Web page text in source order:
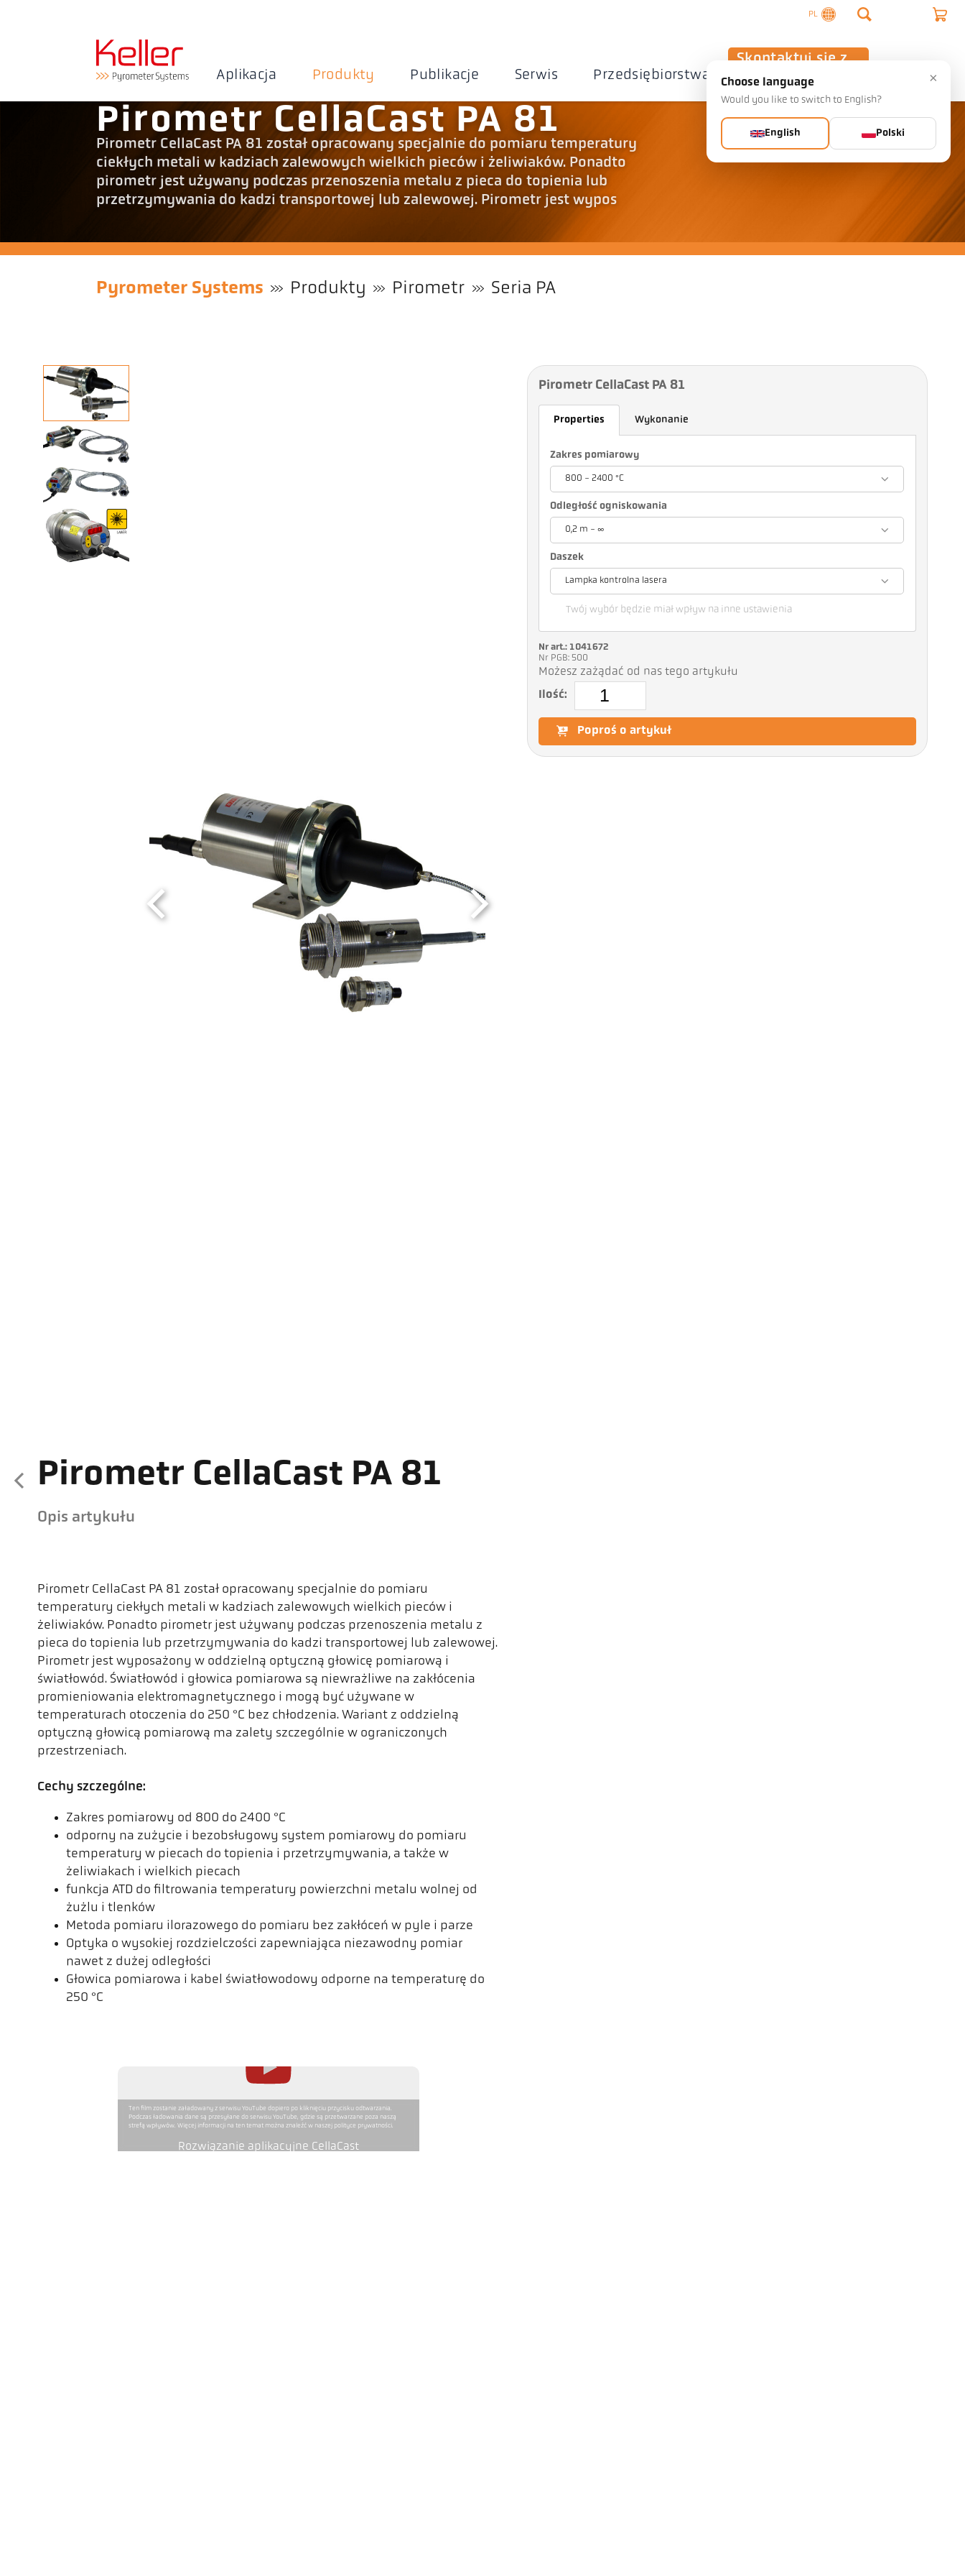
PL
Aplikacja Produkty Publikacje Serwis Przedsiębiorstwa
Skontaktuj się z
nami
Pirometr CellaCast PA 81
Pirometr CellaCast PA 81 został opracowany specjalnie do pomiaru temperatury
ciekłych metali w kadziach zalewowych wielkich pieców i żeliwiaków. Ponadto
pirometr jest używany podczas przenoszenia metalu z pieca do topienia lub
przetrzymywania do kadzi transportowej lub zalewowej. Pirometr jest wypos
Pyrometer Systems Produkty Pirometr Seria PA
Pirometr CellaCast PA 81
Opis artykułu
Pirometr CellaCast PA 81 został opracowany specjalnie do pomiaru
temperatury ciekłych metali w kadziach zalewowych wielkich pieców i
żeliwiaków. Ponadto pirometr jest używany podczas przenoszenia metalu z
pieca do topienia lub przetrzymywania do kadzi transportowej lub zalewowej.
Pirometr jest wyposażony w oddzielną optyczną głowicę pomiarową i
światłowód. Światłowód i głowica pomiarowa są niewrażliwe na zakłócenia
promieniowania elektromagnetycznego i mogą być używane w
temperaturach otoczenia do 250 °C bez chłodzenia. Wariant z oddzielną
optyczną głowicą pomiarową ma zalety szczególnie w ograniczonych
przestrzeniach.
Cechy szczególne:
Zakres pomiarowy od 800 do 2400 °C
odporny na zużycie i bezobsługowy system pomiarowy do pomiaru
temperatury w piecach do topienia i przetrzymywania, a także w
żeliwiakach i wielkich piecach
funkcja ATD do filtrowania temperatury powierzchni metalu wolnej od
żużlu i tlenków
Metoda pomiaru ilorazowego do pomiaru bez zakłóceń w pyle i parze
Optyka o wysokiej rozdzielczości zapewniająca niezawodny pomiar
nawet z dużej odległości
Głowica pomiarowa i kabel światłowodowy odporne na temperaturę do
250 °C
Ten film zostanie załadowany z serwisu YouTube dopiero po kliknięciu przycisku odtwarzania.
Podczas ładowania dane są przesyłane do serwisu YouTube, gdzie są przetwarzane poza naszą
strefą wpływów. Więcej informacji na ten temat można znaleźć w naszej polityce prywatności.
Rozwiązanie aplikacyjne CellaCast
Pirometr CellaCast PA 81
Properties Wykonanie
Zakres pomiarowy
800 - 2400 °C
Odległość ogniskowania
0,2 m - ∞
Daszek
Lampka kontrolna lasera
Twój wybór będzie miał wpływ na inne ustawienia
Nr art.: 1041672
Nr PGB: 500
Możesz zażądać od nas tego artykułu
Ilość:
Poproś o artykuł
×
Choose language
Would you like to switch to English?
English Polski